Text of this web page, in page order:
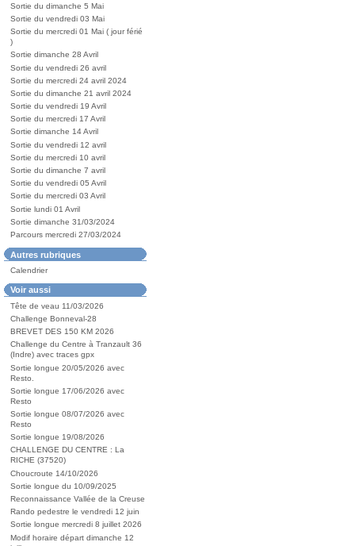
Sortie du dimanche 5 Mai
Sortie du vendredi 03 Mai
Sortie du mercredi 01 Mai ( jour férié
)
Sortie dimanche 28 Avril
Sortie du vendredi 26 avril
Sortie du mercredi 24 avril 2024
Sortie du dimanche 21 avril 2024
Sortie du vendredi 19 Avril
Sortie du mercredi 17 Avril
Sortie dimanche 14 Avril
Sortie du vendredi 12 avril
Sortie du mercredi 10 avril
Sortie du dimanche 7 avril
Sortie du vendredi 05 Avril
Sortie du mercredi 03 Avril
Sortie lundi 01 Avril
Sortie dimanche 31/03/2024
Parcours mercredi 27/03/2024
Autres rubriques
Calendrier
Voir aussi
Tête de veau 11/03/2026
Challenge Bonneval-28
BREVET DES 150 KM 2026
Challenge du Centre à Tranzault 36
(Indre) avec traces gpx
Sortie longue 20/05/2026 avec
Resto.
Sortie longue 17/06/2026 avec
Resto
Sortie longue 08/07/2026 avec
Resto
Sortie longue 19/08/2026
CHALLENGE DU CENTRE : La
RICHE (37520)
Choucroute 14/10/2026
Sortie longue du 10/09/2025
Reconnaissance Vallée de la Creuse
Rando pedestre le vendredi 12 juin
Sortie longue mercredi 8 juillet 2026
Modif horaire départ dimanche 12